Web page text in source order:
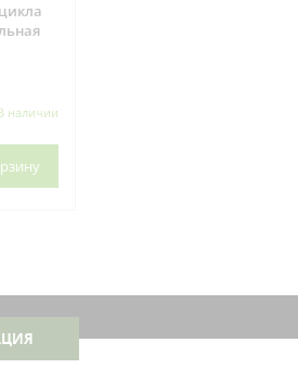
наличии